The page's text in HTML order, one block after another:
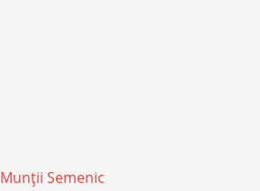
Munţii Semenic